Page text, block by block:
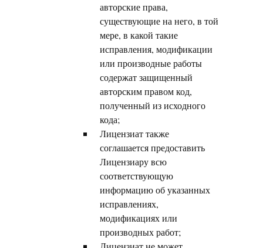
авторские права,
существующие на него, в той
мере, в какой такие
исправления, модификации
или производные работы
содержат защищенный
авторским правом код,
полученный из исходного
кода;
Лицензиат также
соглашается предоставить
Лицензиару всю
соответствующую
информацию об указанных
исправлениях,
модификациях или
производных работ;